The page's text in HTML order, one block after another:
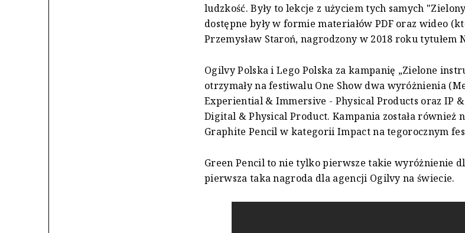
ludzkość. Były to lekcje z użyciem tych samych
dostępne były w formie materiałów PDF oraz wideo
Przemysław Staroń, nagrodzony w 2018 roku tytułem
Ogilvy Polska i Lego Polska za kampanię „Zielone
otrzymały na festiwalu One Show dwa wyróżnienia
Experiential & Immersive - Physical Products oraz IP
Digital & Physical Product. Kampania została również
Graphite Pencil w kategorii Impact na tegorocznym
Green Pencil to nie tylko pierwsze takie wyróżnienie
pierwsza taka nagroda dla agencji Ogilvy na świecie.